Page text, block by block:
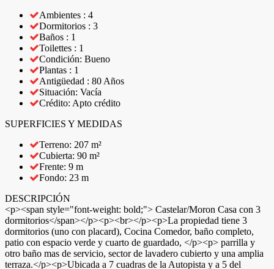
Ambientes : 4
Dormitorios : 3
Baños : 1
Toilettes : 1
Condición: Bueno
Plantas : 1
Antigüedad : 80 Años
Situación: Vacía
Crédito: Apto crédito
SUPERFICIES Y MEDIDAS
Terreno: 207 m²
Cubierta: 90 m²
Frente: 9 m
Fondo: 23 m
DESCRIPCIÓN
<p><span style="font-weight: bold;"> Castelar/Moron Casa con 3
dormitorios</span></p><p><br></p><p>La propiedad tiene 3
dormitorios (uno con placard), Cocina Comedor, baño completo,
patio con espacio verde y cuarto de guardado, </p><p> parrilla y
otro baño mas de servicio, sector de lavadero cubierto y una amplia
terraza.</p><p>Ubicada a 7 cuadras de la Autopista y a 5 del